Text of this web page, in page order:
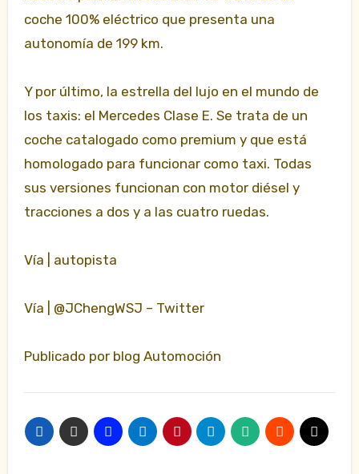
coche 100% eléctrico que presenta una
autonomía de 199 km.
Y por último, la estrella del lujo en el mundo de
los taxis: el Mercedes Clase E. Se trata de un
coche catalogado como premium y que está
homologado para funcionar como taxi. Todas
sus versiones funcionan con motor diésel y
tracciones a dos y a las cuatro ruedas.
Vía | autopista
Vía | @JChengWSJ – Twitter
Publicado por blog Automoción